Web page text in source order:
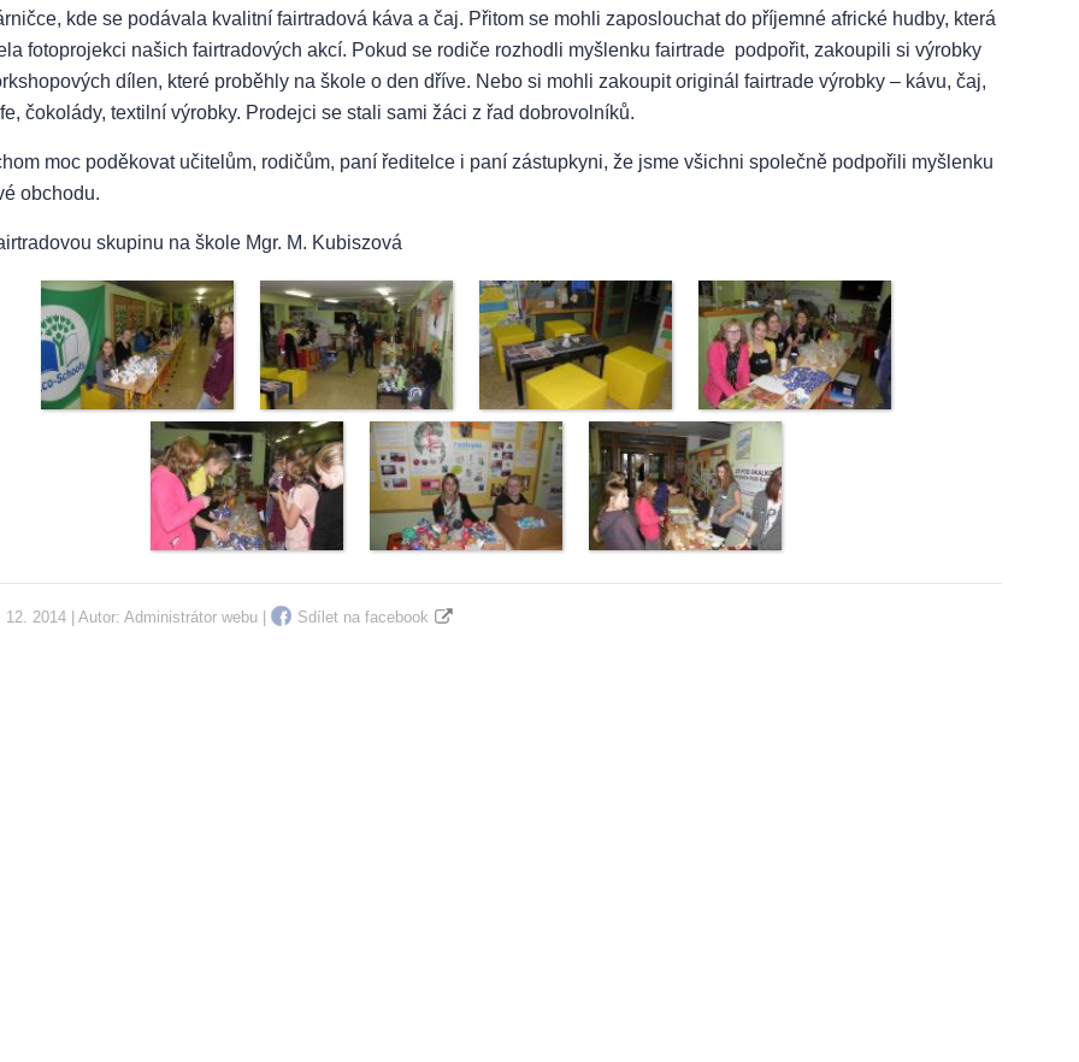
kde se podávala kvalitní fairtradová káva a čaj. Přitom se mohli zaposlouchat do příjemné africké hudby, která
fotoprojekci našich fairtradových akcí. Pokud se rodiče rozhodli myšlenku fairtrade podpořit, zakoupili si výrobky
dílen, které proběhly na škole o den dříve. Nebo si mohli zakoupit originál fairtrade výrobky – kávu, čaj,
čokolády, textilní výrobky. Prodejci se stali sami žáci z řad dobrovolníků.
moc poděkovat učitelům, rodičům, paní ředitelce i paní zástupkyni, že jsme všichni společně podpořili myšlenku
obchodu.
skupinu na škole Mgr. M. Kubiszová
2014 | Autor: Administrátor webu| Sdílet na facebook